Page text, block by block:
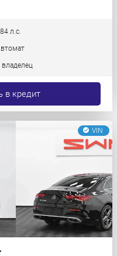
л.с.
владелец
в кредит
VIN